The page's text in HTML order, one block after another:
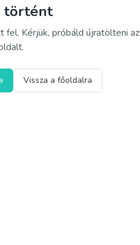
történt
fel. Kérjük, próbáld újratölteni az
Vissza a főoldalra